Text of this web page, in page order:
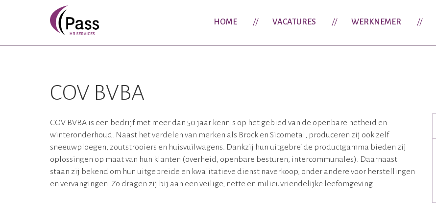
HOME VACATURES WERKNEMER
COV BVBA
COV BVBA is een bedrijf met meer dan 50 jaar kennis op het gebied van de openbare netheid en
winteronderhoud. Naast het verdelen van merken als Brock en Sicometal, produceren zij ook zelf
sneeuwploegen, zoutstrooiers en huisvuilwagens. Dankzij hun uitgebreide productgamma bieden zij
oplossingen op maat van hun klanten (overheid, openbare besturen, intercommunales). Daarnaast
staan zij bekend om hun uitgebreide en kwalitatieve dienst naverkoop, onder andere voor herstellingen
en vervangingen. Zo dragen zij bij aan een veilige, nette en milieuvriendelijke leefomgeving.